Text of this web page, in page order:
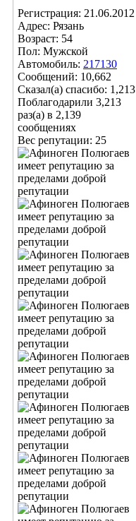
Регистрация: 21.06.2012
Адрес: Рязань
Возраст: 54
Пол: Мужской
Автомобиль: 217130
Сообщений: 10,662
Сказал(а) спасибо: 1,213
Поблагодарили 3,213
раз(а) в 2,139
сообщениях
Вес репутации: 25